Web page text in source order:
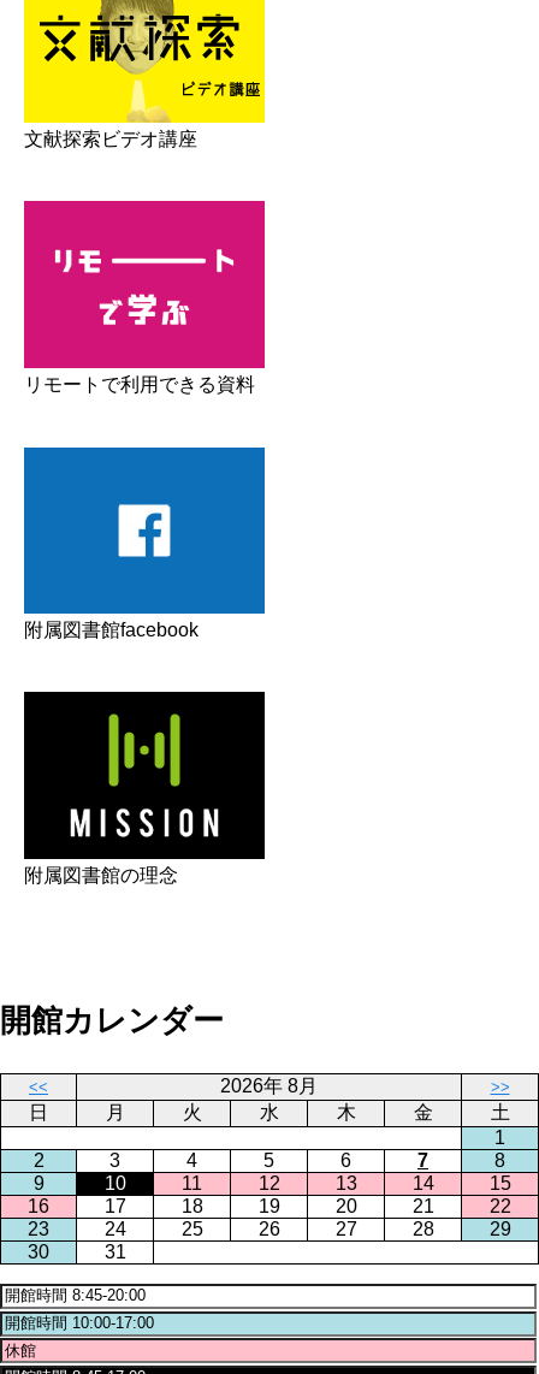
文献探索ビデオ講座
リモートで利用できる資料
附属図書館facebook
附属図書館の理念
開館カレンダー
<< 2026年 8月 >>
日 月 火 水 木 金
土
1
2
3 4 5 6 7
8
9
10 11 12 13 14
15
16
17 18 19 20 21
22
23
24 25 26 27 28
29
30
31